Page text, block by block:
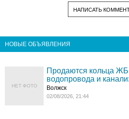
НАПИСАТЬ
НОВЫЕ ОБЪЯВЛЕНИЯ
НЕТ ФОТО
Продаются кольца
водопровода и
Волжск
02/08/2026, 21:44